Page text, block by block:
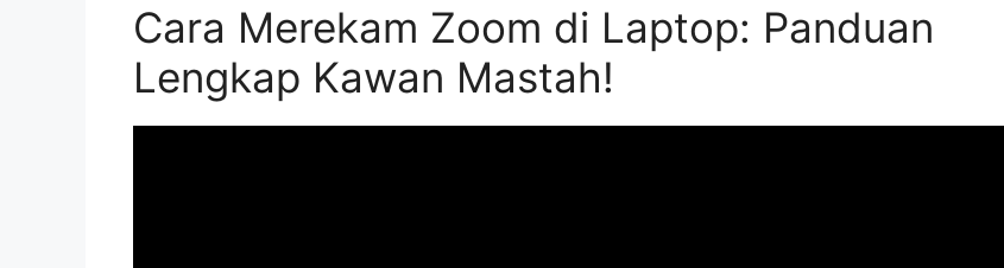
Cara Merekam Zoom di Laptop: Panduan
Lengkap Kawan Mastah!